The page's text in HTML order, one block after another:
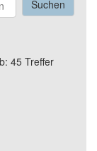
45 Treffer